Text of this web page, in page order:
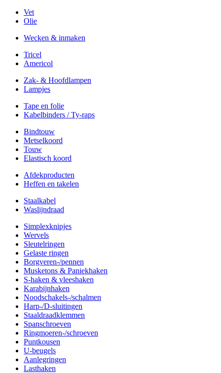
Vet
Olie
Wecken & inmaken
Tricel
Americol
Zak- & Hoofdlampen
Lampjes
Tape en folie
Kabelbinders / Ty-raps
Bindtouw
Metselkoord
Touw
Elastisch koord
Afdekproducten
Heffen en takelen
Staalkabel
Waslijndraad
Simplexknipjes
Wervels
Sleutelringen
Gelaste ringen
Borgveren-/pennen
Musketons & Paniekhaken
S-haken & vleeshaken
Karabijnhaken
Noodschakels-/schalmen
Harp-/D-sluitingen
Staaldraadklemmen
Spanschroeven
Ringmoeren-/schroeven
Puntkousen
U-beugels
Aanlegringen
Lasthaken